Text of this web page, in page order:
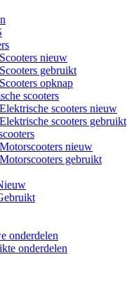
Scooters nieuw
Scooters gebruikt
Scooters opknap
scooters
Elektrische scooters nieuw
Elektrische scooters gebruikt
Motorscooters nieuw
Motorscooters gebruikt
onderdelen
onderdelen